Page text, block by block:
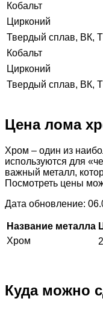
Кобальт
Цирконий
Твердый сплав, ВК,
Кобальт
Цирконий
Твердый сплав, ВК,
Цена лома
Хром – один из
используются для
важный металл,
Посмотреть цены
Дата обновление:
Название металла
Хром
Куда можно